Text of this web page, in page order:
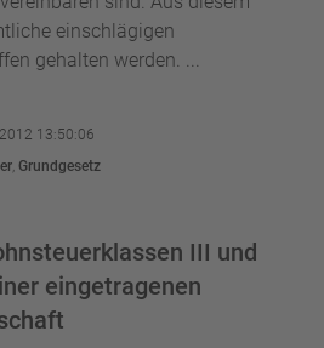
einschlägigen
gehalten werden. ...
13:50:06
, Grundgesetz
III und
eingetragenen